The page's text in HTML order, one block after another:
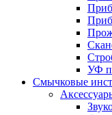
УФ
Смычковые